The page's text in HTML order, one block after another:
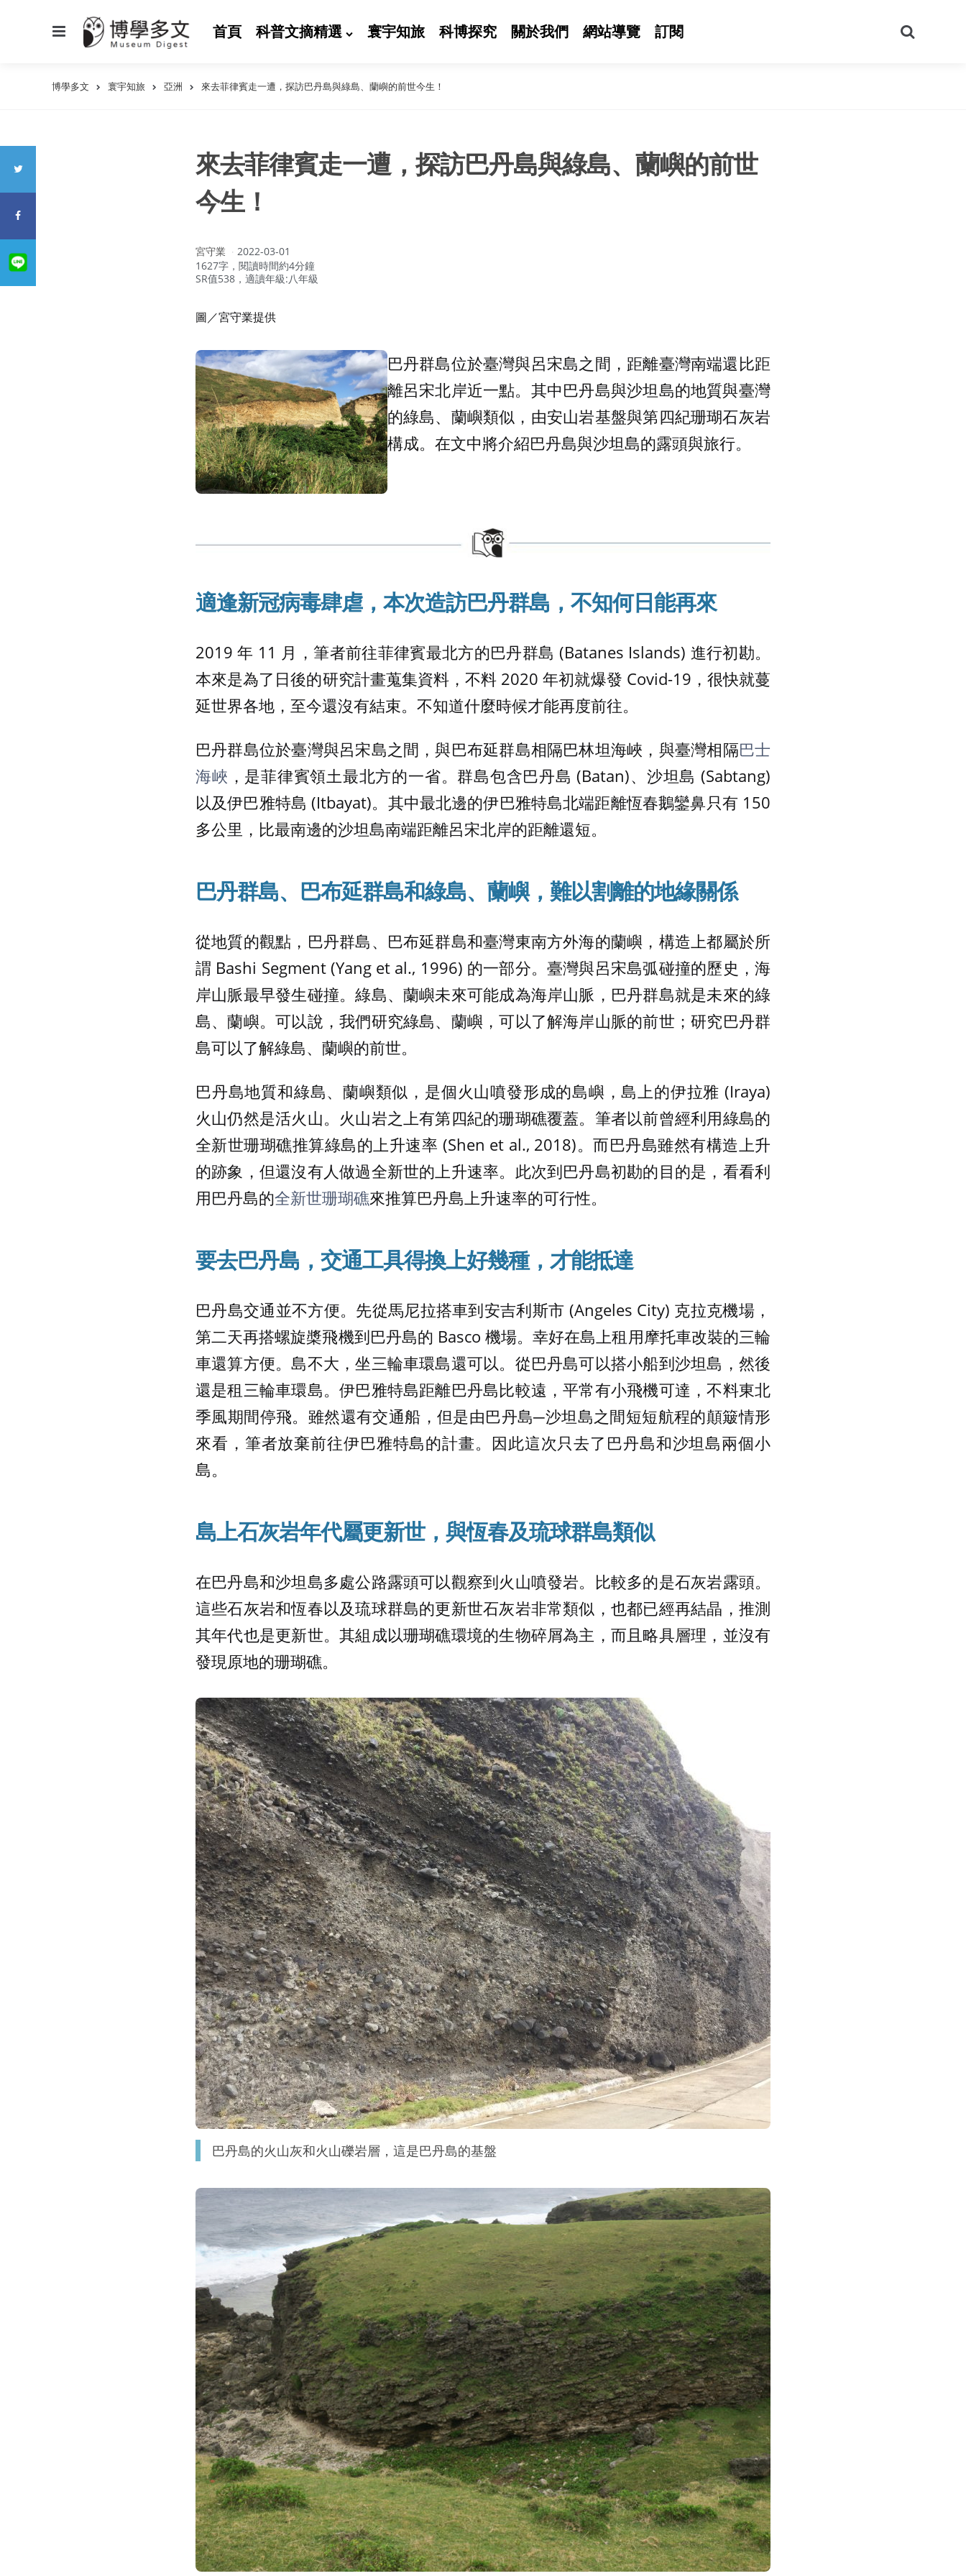
首頁 科普文摘精選 寰宇知旅 科博探究 關於我們 網站導覽 訂閱
尋
博學多文 寰宇知旅 亞洲 來去菲律賓走一遭，探訪巴丹島與綠島、蘭嶼的前世今生！
來去菲律賓走一遭，探訪巴丹島與綠島、蘭嶼的前世
今生！
作
者：
宮守業
2022-03-01
1627字，閱讀時間約4分鐘
SR值538，適讀年級:八年級
圖／宮守業提供
巴丹群島位於臺灣與呂宋島之間，距離臺灣南端還比距
離呂宋北岸近一點。其中巴丹島與沙坦島的地質與臺灣
的綠島、蘭嶼類似，由安山岩基盤與第四紀珊瑚石灰岩
構成。在文中將介紹巴丹島與沙坦島的露頭與旅行。
適逢新冠病毒肆虐，本次造訪巴丹群島 ， 不知何日能再來
2019 年 11 月，筆者前往菲律賓最北方的巴丹群島 (Batanes Islands) 進行初勘。
本來是為了日後的研究計畫蒐集資料，不料 2020 年初就爆發 Covid-19，很快就蔓
延世界各地，至今還沒有結束。不知道什麼時候才能再度前往。
巴丹群島位於臺灣與呂宋島之間，與巴布延群島相隔巴林坦海峽，與臺灣相隔巴士
海峽 ，是菲律賓領土最北方的一省。群島包含巴丹島 (Batan)、沙坦島 (Sabtang)
以及伊巴雅特島 (Itbayat)。其中最北邊的伊巴雅特島北端距離恆春鵝鑾鼻只有 150
多公里，比最南邊的沙坦島南端距離呂宋北岸的距離還短。
巴丹群島、巴布延群島和綠島、蘭嶼， 難以割離的地緣關係
從地質的觀點，巴丹群島、巴布延群島和臺灣東南方外海的蘭嶼，構造上都屬於所
謂 Bashi Segment (Yang et al., 1996) 的一部分。臺灣與呂宋島弧碰撞的歷史，海
岸山脈最早發生碰撞。綠島、蘭嶼未來可能成為海岸山脈，巴丹群島就是未來的綠
島、蘭嶼。可以說，我們研究綠島、蘭嶼，可以了解海岸山脈的前世；研究巴丹群
島可以了解綠島、蘭嶼的前世。
巴丹島地質和綠島、蘭嶼類似，是個火山噴發形成的島嶼，島上的伊拉雅 (Iraya)
火山仍然是活火山。火山岩之上有第四紀的珊瑚礁覆蓋。筆者以前曾經利用綠島的
全新世珊瑚礁推算綠島的上升速率 (Shen et al., 2018)。而巴丹島雖然有構造上升
的跡象，但還沒有人做過全新世的上升速率。此次到巴丹島初勘的目的是，看看利
用巴丹島的全新世珊瑚礁來推算巴丹島上升速率的可行性。
要去巴丹島 ， 交通工具得換上好幾種，才能抵達
巴丹島交通並不方便。先從馬尼拉搭車到安吉利斯市 (Angeles City) 克拉克機場，
第二天再搭螺旋槳飛機到巴丹島的 Basco 機場。幸好在島上租用摩托車改裝的三輪
車還算方便。島不大，坐三輪車環島還可以。從巴丹島可以搭小船到沙坦島，然後
還是租三輪車環島。伊巴雅特島距離巴丹島比較遠，平常有小飛機可達，不料東北
季風期間停飛。雖然還有交通船，但是由巴丹島─沙坦島之間短短航程的顛簸情形
來看，筆者放棄前往伊巴雅特島的計畫。因此這次只去了巴丹島和沙坦島兩個小
島。
島上石灰岩年代屬更新世，與恆春及琉球群島類似
在巴丹島和沙坦島多處公路露頭可以觀察到火山噴發岩。比較多的是石灰岩露頭。
這些石灰岩和恆春以及琉球群島的更新世石灰岩非常類似，也都已經再結晶，推測
其年代也是更新世。其組成以珊瑚礁環境的生物碎屑為主，而且略具層理，並沒有
發現原地的珊瑚礁。
巴丹島的火山灰和火山礫岩層，這是巴丹島的基盤